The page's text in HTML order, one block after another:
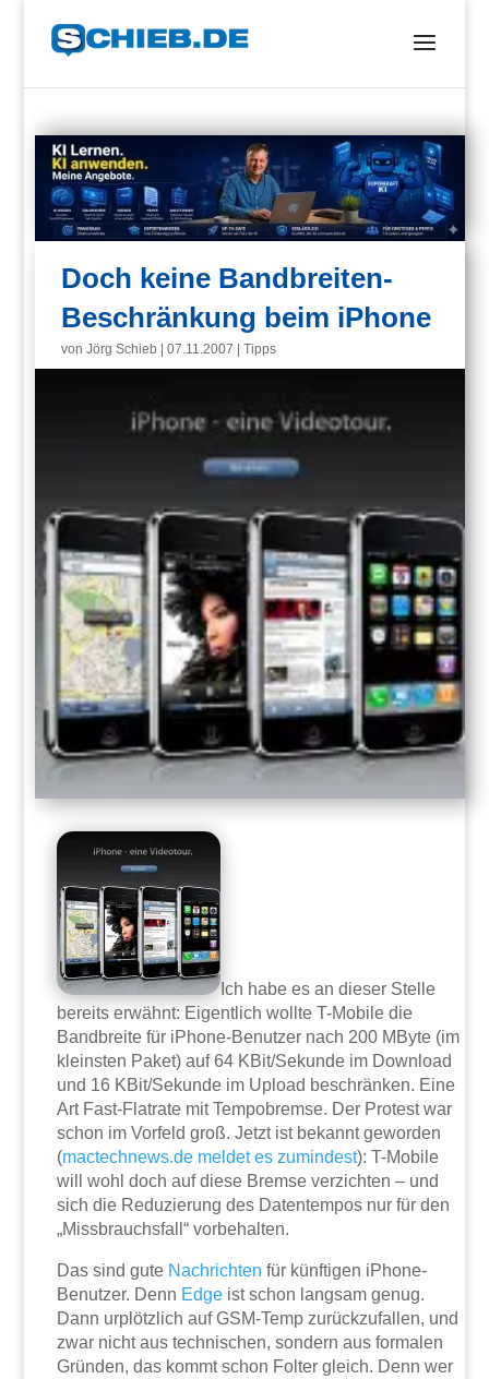
Doch keine Bandbreiten-
Beschränkung beim iPhone
vonJörg Schieb |07.11.2007 |Tipps
Ich habe es an dieser Stelle
bereits erwähnt: Eigentlich wollte T-Mobile die
Bandbreite für iPhone-Benutzer nach 200 MByte (im
kleinsten Paket) auf 64 KBit/Sekunde im Download
und 16 KBit/Sekunde im Upload beschränken. Eine
Art Fast-Flatrate mit Tempobremse. Der Protest war
schon im Vorfeld groß. Jetzt ist bekannt geworden
(mactechnews.de meldet es zumindest): T-Mobile
will wohl doch auf diese Bremse verzichten – und
sich die Reduzierung des Datentempos nur für den
„Missbrauchsfall“ vorbehalten.
Das sind gute Nachrichten für künftigen iPhone-
Benutzer. Denn Edge ist schon langsam genug.
Dann urplötzlich auf GSM-Temp zurückzufallen, und
zwar nicht aus technischen, sondern aus formalen
Gründen, das kommt schon Folter gleich. Denn wer